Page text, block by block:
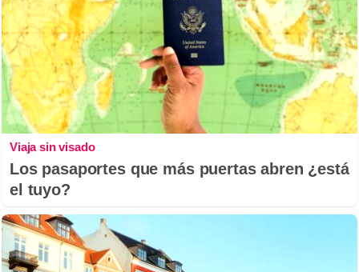
Viaja sin visado
Los pasaportes que más puertas abren ¿está
el tuyo?